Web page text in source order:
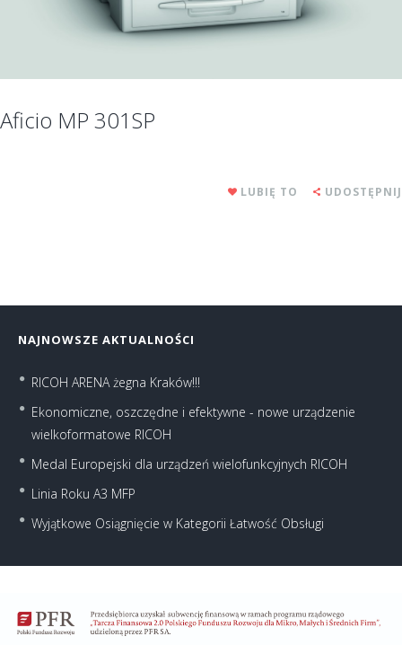
Aficio MP 301SP
LUBIĘ TO UDOSTĘPNIJ
NAJNOWSZE AKTUALNOŚCI
RICOH ARENA żegna Kraków!!!
Ekonomiczne, oszczędne i efektywne - nowe urządzenie
wielkoformatowe RICOH
Medal Europejski dla urządzeń wielofunkcyjnych RICOH
Linia Roku A3 MFP
Wyjątkowe Osiągnięcie w Kategorii Łatwość Obsługi